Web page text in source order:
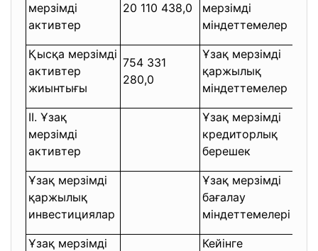
мерзімді
активтер
20 110 438,0
мерзімді
міндеттемелер
Қысқа мерзімді
активтер
жиынтығы
754 331
280,0
Ұзақ мерзімді
қаржылық
міндеттемелер
II. Ұзақ
мерзімді
активтер
Ұзақ мерзімді
кредиторлық
берешек
Ұзақ мерзімді
қаржылық
инвестициялар
Ұзақ мерзімді
бағалау
міндеттемелері
Ұзақ мерзімді
Кейінге